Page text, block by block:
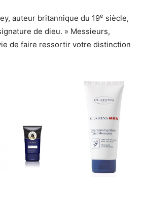
auteur britannique du 19e siècle,
de dieu. » Messieurs,
de faire ressortir votre distinction